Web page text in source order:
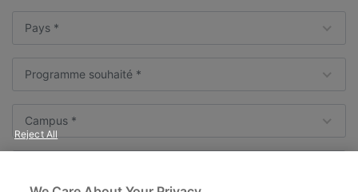
Pays *
Programme souhaité *
Campus *
Reject All